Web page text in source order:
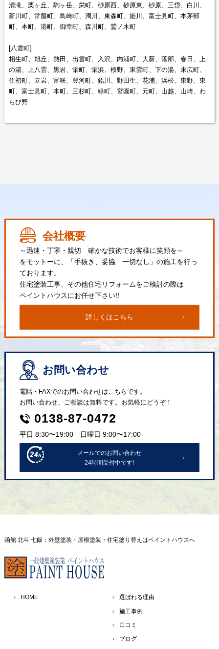
清滝、栗ヶ丘、駒ヶ岳、栄町、砂原西、砂原東、砂原、三岱、白川、
新川町、常盤町、鳥崎町、濁川、東森町、姫川、富士見町、本茅部
町、本町、港町、御幸町、森川町、鷲ノ木町
[八雲町]
相生町、旭丘、熱田、出雲町、入沢、内浦町、大新、落部、春日、上
の湯、上八雲、黒岩、栄町、栄浜、桜野、東雲町、下の湯、末広町、
住初町、立岩、富咲、豊河町、鉛川、野田生、花浦、浜松、東野、東
町、富士見町、本町、三杉町、緑町、宮園町、元町、山越、山崎、わ
らび野
会社概要
～迅速・丁寧・親切 確かな技術でお客様に笑顔を～
をモットーに、「手抜き、妥協 一切なし」の施工を行っ
ております。
住宅塗装工事、その他住宅リフォームをご検討の際は
ペイントハウスにお任せ下さい!!
詳しくはこちら
お問い合わせ
電話・FAXでのお問い合わせはこちらです。
お問い合わせ、ご相談は無料です。お気軽にどうぞ！
0138-87-0472
平日 8:30〜19:00 日曜日 9:00〜17:00
メールでのお問い合わせ
24時間受付中です!
函館 北斗 七飯：外壁塗装・屋根塗装・住宅塗り替えはペイントハウスへ
HOME 選ばれる理由
施工事例
口コミ
ブログ